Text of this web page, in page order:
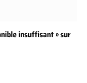
insuffisant » sur